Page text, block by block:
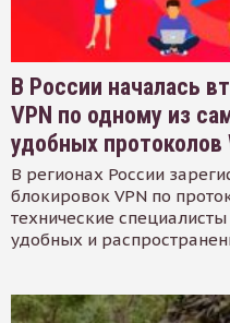
В России началась
VPN по одному из
удобных протоколов
В регионах России
блокировок VPN по
технические
удобных и